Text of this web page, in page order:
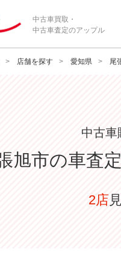
中古車買取・
中古車査定のアップル
店舗を探す 愛知県 尾
中古車
旭市の車査
2店